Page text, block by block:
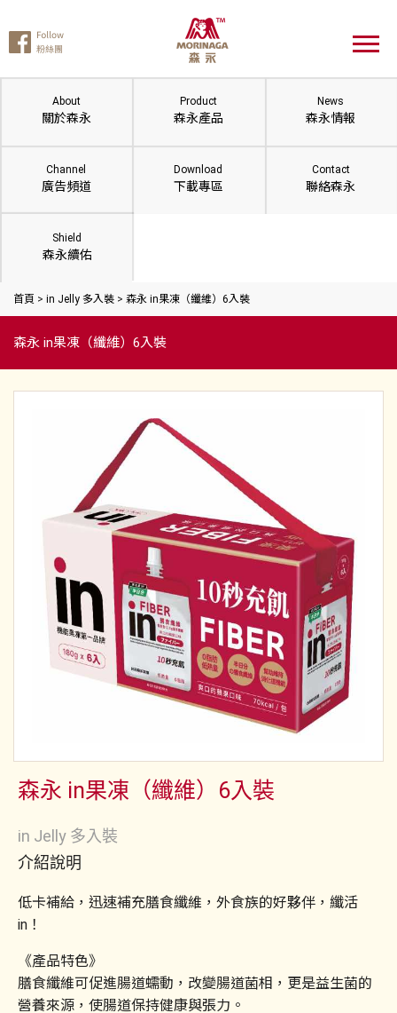
About
關於森永
Product
森永產品
News
森永情報
Channel
廣告頻道
Download
下載專區
Contact
聯絡森永
Shield
森永續佑
首頁 > in Jelly 多入裝 > 森永 in果凍（纖維）6入裝
森永 in果凍（纖維）6入裝
森永 in果凍（纖維）6入裝
in Jelly 多入裝
介紹說明
低卡補給，迅速補充膳食纖維，外食族的好夥伴，纖活
in！
《產品特色》
膳食纖維可促進腸道蠕動，改變腸道菌相，更是益生菌的
營養來源，使腸道保持健康與張力。